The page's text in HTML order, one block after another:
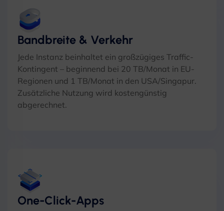
Bandbreite & Verkehr
Jede Instanz beinhaltet ein großzügiges Traffic-
Kontingent – ​​beginnend bei 20 TB/Monat in EU-
Regionen und 1 TB/Monat in den USA/Singapur.
Zusätzliche Nutzung wird kostengünstig
abgerechnet.
One-Click-Apps